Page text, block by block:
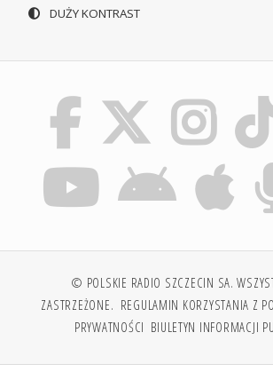
DUŻY KONTRAST
© POLSKIE RADIO SZCZECIN SA.
ZASTRZEŻONE. REGULAMIN KORZYSTANIA Z
PRYWATNOŚCI BIULETYN INFORMACJI